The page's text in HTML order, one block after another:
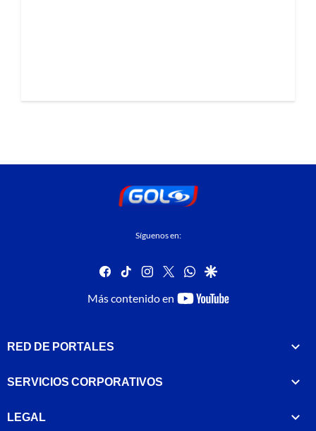
Síguenos en:
facebook
tiktok instagram
twitterwhatsapp
google
Más contenido en
youtube-
RED DE PORTALES
SERVICIOS CORPORATIVOS
LEGAL